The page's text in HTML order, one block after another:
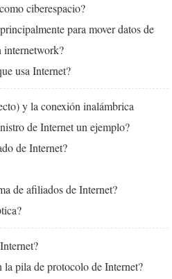
ciberespacio?
para mover datos de
internetwork?
usa Internet?
y la conexión inalámbrica
de Internet un ejemplo?
de Internet?
de afiliados de Internet?
la pila de protocolo de Internet?